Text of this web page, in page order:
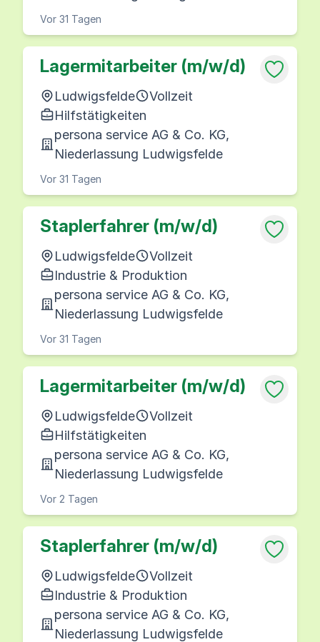
Vor 31 Tagen
Lagermitarbeiter (m/w/d)
Ludwigsfelde
Vollzeit
Hilfstätigkeiten
persona service AG & Co. KG,
Niederlassung Ludwigsfelde
Vor 31 Tagen
Staplerfahrer (m/w/d)
Ludwigsfelde
Vollzeit
Industrie & Produktion
persona service AG & Co. KG,
Niederlassung Ludwigsfelde
Vor 31 Tagen
Lagermitarbeiter (m/w/d)
Ludwigsfelde
Vollzeit
Hilfstätigkeiten
persona service AG & Co. KG,
Niederlassung Ludwigsfelde
Vor 2 Tagen
Staplerfahrer (m/w/d)
Ludwigsfelde
Vollzeit
Industrie & Produktion
persona service AG & Co. KG,
Niederlassung Ludwigsfelde